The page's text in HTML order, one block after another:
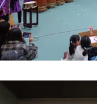
小自主活 研修